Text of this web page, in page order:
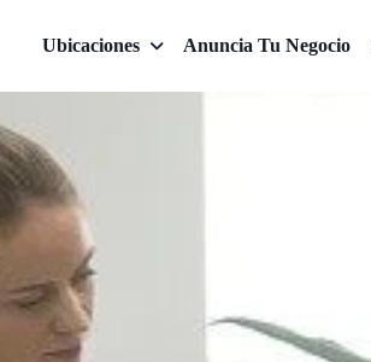
Ubicaciones Anuncia Tu Negocio